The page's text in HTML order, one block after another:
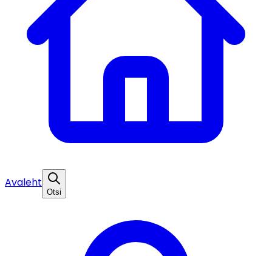
Avaleht
Otsi